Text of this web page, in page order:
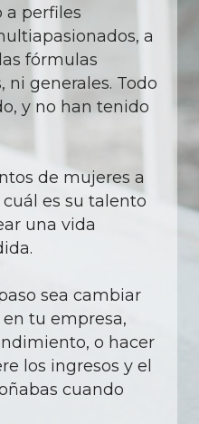
a perfiles
a
fórmulas
ni generales. Todo
y no han tenido
de mujeres a
es su talento
una vida
sea cambiar
tu empresa,
o hacer
los ingresos y el
cuando